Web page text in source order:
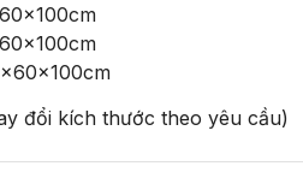
đổi kích thước theo yêu cầu)